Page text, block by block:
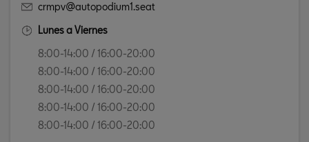
crmpv@autopodium1.seat
Lunes a Viernes
8:00-14:00 / 16:00-20:00
8:00-14:00 / 16:00-20:00
8:00-14:00 / 16:00-20:00
8:00-14:00 / 16:00-20:00
8:00-14:00 / 16:00-20:00